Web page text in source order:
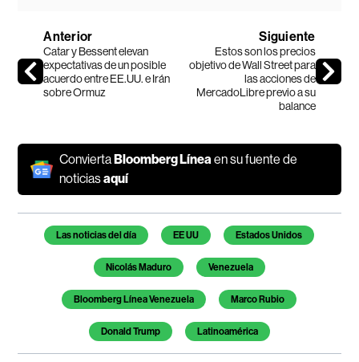
Anterior
Catar y Bessent elevan
expectativas de un posible
acuerdo entre EE.UU. e Irán
sobre Ormuz
Siguiente
Estos son los precios
objetivo de Wall Street para
las acciones de
MercadoLibre previo a su
balance
ConviertaBloomberg Líneaen su fuente de
noticiasaquí
Temas de este artículo
Las noticias del día EE UU Estados Unidos
Nicolás Maduro Venezuela
Bloomberg Línea Venezuela Marco Rubio
Donald Trump Latinoamérica